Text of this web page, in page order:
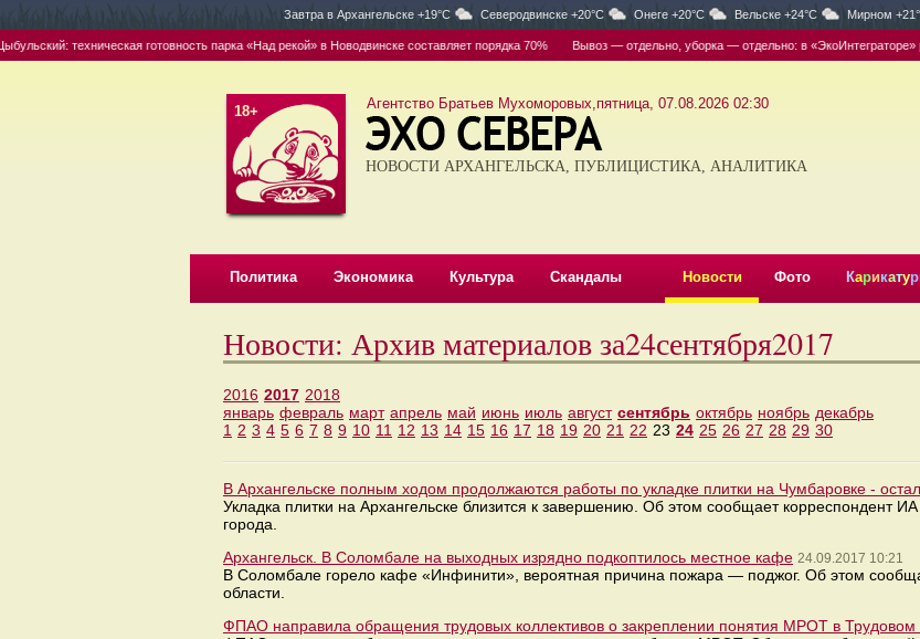
Завтра в Архангельске +19°C Северодвинске +20°C Онеге +20°C Вельске +24°C Мирном
техническая готовность парка «Над рекой» в Новодвинске составляет порядка 70% Вывоз — отдельно, уборка — отдельно: в «ЭкоИнтеграторе»
18+ Агентство Братьев Мухоморовых,пятница, 07.08.2026 02:30
НОВОСТИ АРХАНГЕЛЬСКА, ПУБЛИЦИСТИКА, АНАЛИТИКА
Политика Экономика Культура Скандалы Новости Фото Карикатур
Новости: Архив материалов за24сентября2017
2016 2017 2018
январь февраль март апрель май июнь июль август сентябрь октябрь ноябрь декабрь
1 2 3 4 5 6 7 8 9 10 11 12 13 14 15 16 17 18 19 20 21 22 23 24 25 26 27 28 29 30
В Архангельске полным ходом продолжаются работы по укладке плитки на Чумбаровке -
Укладка плитки на Архангельске близится к завершению. Об этом сообщает
города.
Архангельск. В Соломбале на выходных изрядно подкоптилось местное кафе 24.09.2017 10:21
В Соломбале горело кафе «Инфинити», вероятная причина пожара — поджог. Об этом
области.
ФПАО направила обращения трудовых коллективов о закреплении понятия МРОТ в Трудовом